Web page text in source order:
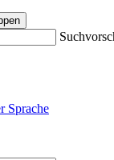
Sprache